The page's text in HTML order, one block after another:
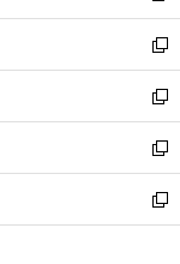
開
く
ウ
で
開
く
ン
ド
ウ
で
開
く
ウ
ィ
ン
ド
ウ
で
開
く
し
い
ウ
ィ
ン
ド
ウ
で
開
新
し
い
ウ
ィ
ン
ド
ウ
新
し
い
ウ
ィ
ン
新
し
い
ウ
新
し